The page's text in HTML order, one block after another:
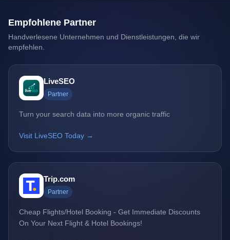
Empfohlene Partner
Handverlesene Unternehmen und Dienstleistungen, die wir
empfehlen.
LiveSEO
Partner
Turn your search data into more organic traffic
Visit LiveSEO Today →
Trip.com
Partner
Cheap Flights/Hotel Booking - Get Immediate Discounts
On Your Next Flight & Hotel Bookings!